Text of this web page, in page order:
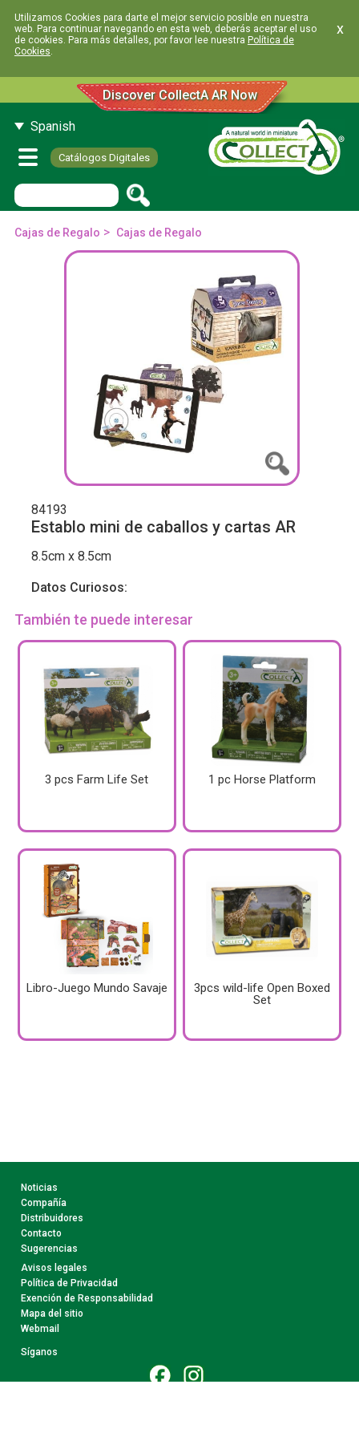
Utilizamos Cookies para darte el mejor servicio posible en nuestra
web. Para continuar navegando en esta web, deberás aceptar el uso
de cookies. Para más detalles, por favor lee nuestra Política de
Cookies.
x
Discover CollectA AR Now
Spanish
Catálogos Digitales
Cajas de Regalo > Cajas de Regalo
84193
Establo mini de caballos y cartas AR
8.5cm x 8.5cm
Datos Curiosos:
También te puede interesar
3 pcs Farm Life Set 1 pc Horse Platform
Libro-Juego Mundo Savaje
3pcs wild-life Open Boxed
Set
Noticias
Compañía
Distribuidores
Contacto
Sugerencias
Avisos legales
Política de Privacidad
Exención de Responsabilidad
Mapa del sitio
Webmail
Síganos